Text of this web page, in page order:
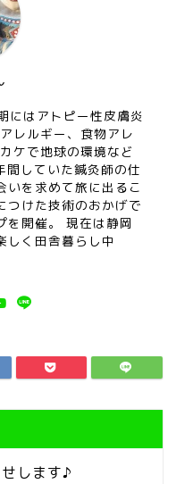
にはアトピー性皮膚炎
レルギー、食物アレ
ケで地球の環境など
間していた鍼灸師の仕
いを求めて旅に出るこ
つけた技術のおかげで
を開催。 現在は静岡
しく田舎暮らし中
します♪